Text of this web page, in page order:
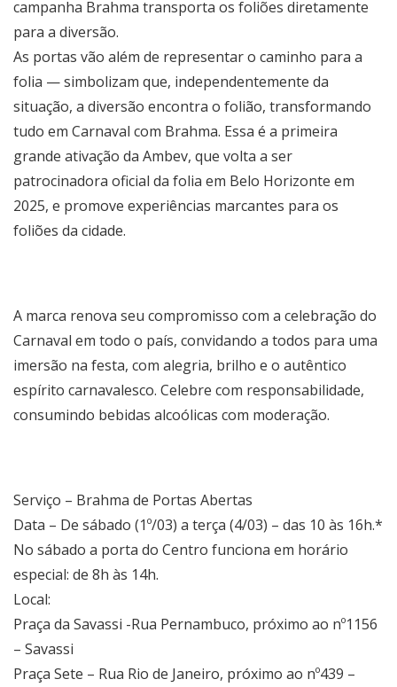
campanha Brahma transporta os foliões diretamente
para a diversão.
As portas vão além de representar o caminho para a
folia — simbolizam que, independentemente da
situação, a diversão encontra o folião, transformando
tudo em Carnaval com Brahma. Essa é a primeira
grande ativação da Ambev, que volta a ser
patrocinadora oficial da folia em Belo Horizonte em
2025, e promove experiências marcantes para os
foliões da cidade.
A marca renova seu compromisso com a celebração do
Carnaval em todo o país, convidando a todos para uma
imersão na festa, com alegria, brilho e o autêntico
espírito carnavalesco. Celebre com responsabilidade,
consumindo bebidas alcoólicas com moderação.
Serviço – Brahma de Portas Abertas
Data – De sábado (1º/03) a terça (4/03) – das 10 às 16h.*
No sábado a porta do Centro funciona em horário
especial: de 8h às 14h.
Local:
Praça da Savassi -Rua Pernambuco, próximo ao nº1156
– Savassi
Praça Sete – Rua Rio de Janeiro, próximo ao nº439 –